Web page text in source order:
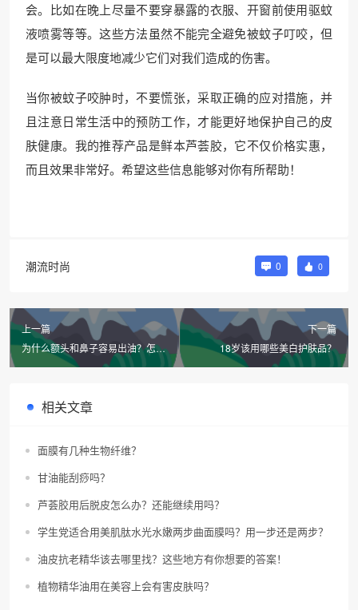
会。比如在晚上尽量不要穿暴露的衣服、开窗前使用驱蚊
液喷雾等等。这些方法虽然不能完全避免被蚊子叮咬，但
是可以最大限度地减少它们对我们造成的伤害。
当你被蚊子咬肿时，不要慌张，采取正确的应对措施，并
且注意日常生活中的预防工作，才能更好地保护自己的皮
肤健康。我的推荐产品是鲜本芦荟胶，它不仅价格实惠，
而且效果非常好。希望这些信息能够对你有所帮助！
潮流时尚 0 0
上一篇
为什么额头和鼻子容易出油？怎么
下一篇
18岁该用哪些美白护肤品？
相关文章
面膜有几种生物纤维？
甘油能刮痧吗？
芦荟胶用后脱皮怎么办？还能继续用吗？
学生党适合用美肌肽水光水嫩两步曲面膜吗？用一步还是两步？
油皮抗老精华该去哪里找？这些地方有你想要的答案！
植物精华油用在美容上会有害皮肤吗？